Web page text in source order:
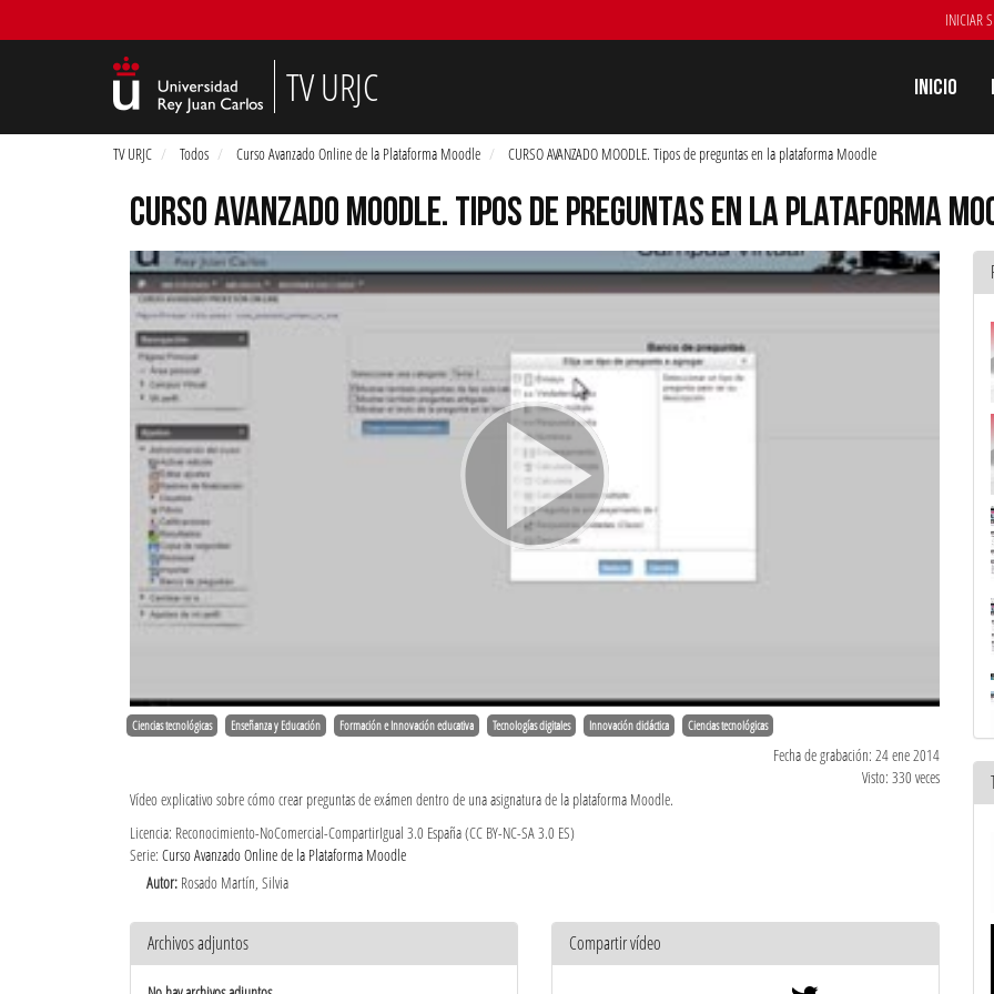
INICIAR
TV URJC Inicio
TV URJC Todos Curso Avanzado Online de la Plataforma Moodle CURSO AVANZADO MOODLE. Tipos de preguntas en la plataforma Moodle
CURSO AVANZADO MOODLE. TIPOS DE PREGUNTAS EN LA PLATAFORMA
Ciencias tecnológicas Enseñanza y Educación Formación e Innovación educativa Tecnologías digitales Innovación didáctica Ciencias tecnológicas
Fecha de grabación: 24 ene 2014
Visto: 330 veces
Vídeo explicativo sobre cómo crear preguntas de exámen dentro de una asignatura de la plataforma Moodle.
Licencia: Reconocimiento-NoComercial-CompartirIgual 3.0 España (CC BY-NC-SA 3.0 ES)
Serie: Curso Avanzado Online de la Plataforma Moodle
Autor: Rosado Martín, Silvia
Archivos adjuntos Compartir vídeo